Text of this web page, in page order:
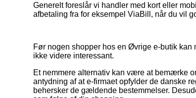
Generelt foreslår vi handler med kort eller
afbetaling fra for eksempel ViaBill, når du vil
Før nogen shopper hos en Øvrige e-butik kan
ikke videre interessant.
Et nemmere alternativ kan være at bemærke
antydning af at e-firmaet opfylder de danske
behersker de gældende bestemmelser.